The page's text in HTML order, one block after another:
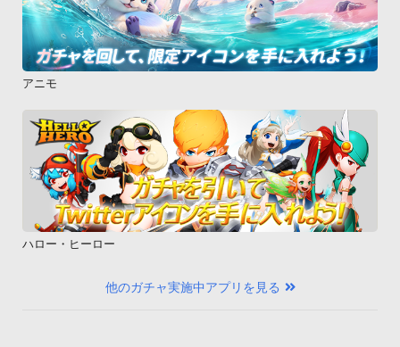
アニモ
ハロー・ヒーロー
他のガチャ実施中アプリを見る